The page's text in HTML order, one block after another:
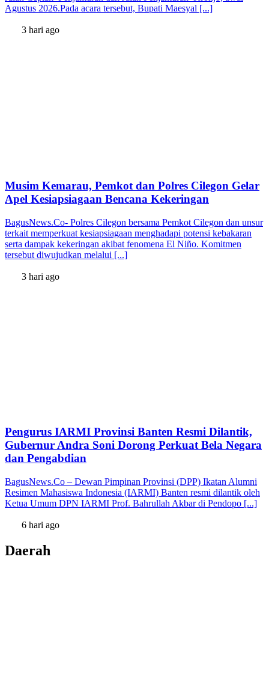
Agustus 2026.Pada acara tersebut, Bupati Maesyal [...]
3 hari ago
Musim Kemarau, Pemkot dan Polres Cilegon Gelar
Apel Kesiapsiagaan Bencana Kekeringan
BagusNews.Co- Polres Cilegon bersama Pemkot Cilegon dan unsur
terkait memperkuat kesiapsiagaan menghadapi potensi kebakaran
serta dampak kekeringan akibat fenomena El Niño. Komitmen
tersebut diwujudkan melalui [...]
3 hari ago
Pengurus IARMI Provinsi Banten Resmi Dilantik,
Gubernur Andra Soni Dorong Perkuat Bela Negara
dan Pengabdian
BagusNews.Co – Dewan Pimpinan Provinsi (DPP) Ikatan Alumni
Resimen Mahasiswa Indonesia (IARMI) Banten resmi dilantik oleh
Ketua Umum DPN IARMI Prof. Bahrullah Akbar di Pendopo [...]
6 hari ago
Daerah